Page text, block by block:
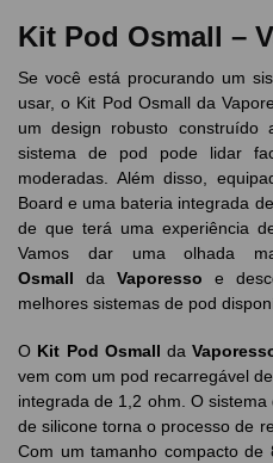
Kit Pod Osmall –
Se você está procurando um
usar, o Kit Pod Osmall da
um design robusto
sistema de pod pode lidar
moderadas. Além disso,
Board e uma bateria integrada
de que terá uma experiência
Vamos dar uma olhada
Osmall daVaporesso e
melhores sistemas de pod
O Kit Pod Osmall da
vem com um pod recarregável
integrada de 1,2 ohm. O
de silicone torna o processo de
Com um tamanho compacto